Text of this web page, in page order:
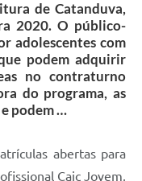
de Catanduva,
2020. O público-
adolescentes com
podem adquirir
no contraturno
do programa, as
podem …
abertas para
Caic Jovem,